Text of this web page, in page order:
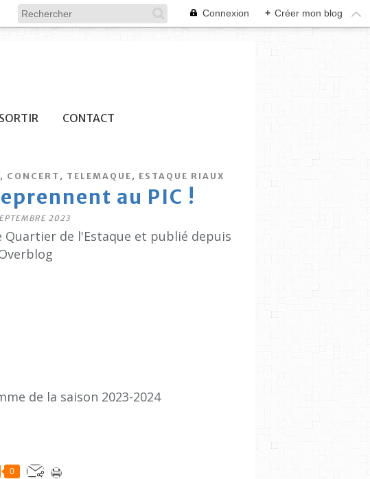
Connexion + Créer mon blog
SORTIR CONTACT
, CONCERT , TELEMAQUE , ESTAQUE RIAUX
au PIC !
2023
de l'Estaque et publié depuis
de la saison 2023-2024
0